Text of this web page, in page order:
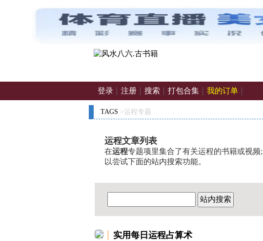
登录 注册 搜索 打包合集 我的订单
TAGS >运程专题
运程文章列表
在运程专题项里集合了有关运程的书籍或视
以尝试下面的站内搜索功能。
站内搜索
实用每日运程占算术